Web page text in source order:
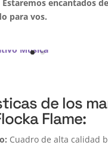
encantados de
para vos.
de los
Flame:
Cuadro de alta calidad